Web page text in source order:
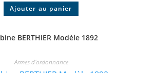
Ajouter au panier
BERTHIER Modèle 1892
Armes d'ordonnance